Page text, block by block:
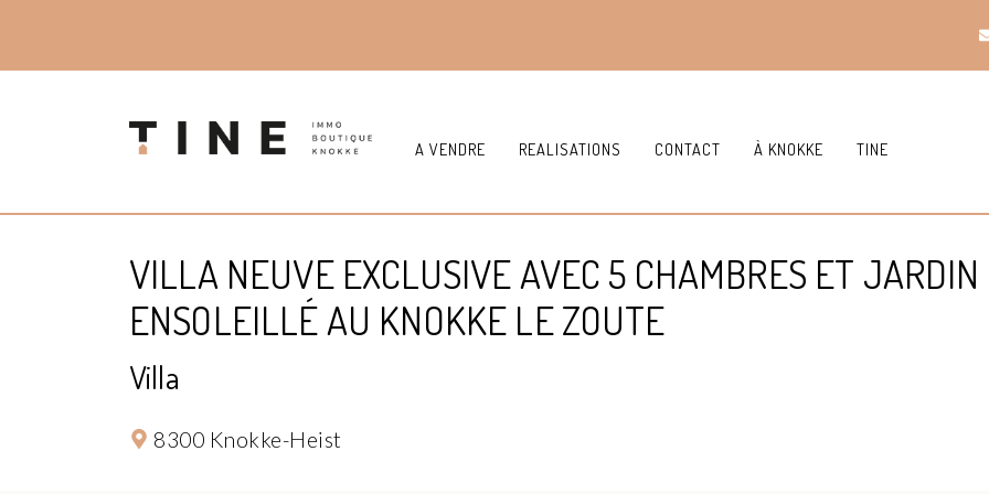
A VENDRE REALISATIONS CONTACT À KNOKKE TINE
VILLA NEUVE EXCLUSIVE AVEC 5 CHAMBRES ET JARDIN
ENSOLEILLÉ AU KNOKKE LE ZOUTE
Villa
8300 Knokke-Heist